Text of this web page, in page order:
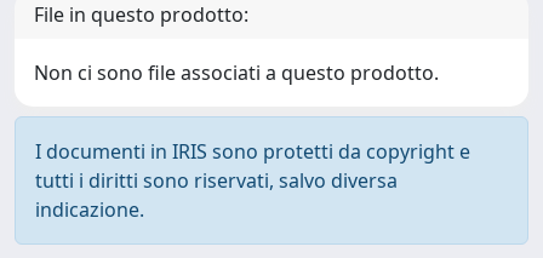
File in questo prodotto:
Non ci sono file associati a questo prodotto.
I documenti in IRIS sono protetti da copyright e
tutti i diritti sono riservati, salvo diversa
indicazione.